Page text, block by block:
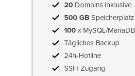
20 Domains inklusive
500 GB Speicherplatz
100 x MySQL/MariaDB
Tägliches Backup
24h-Hotline
SSH-Zugang